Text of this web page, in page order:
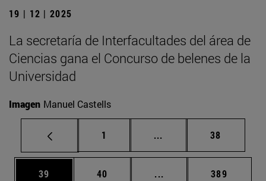
19 | 12 | 2025
La secretaría de Interfacultades del área de
Ciencias gana el Concurso de belenes de la
Universidad
Imagen Manuel Castells
Página
1 ... Páginas intermedias
Página
38
Página
39 Página
40 ... Páginas intermedias
Página
389